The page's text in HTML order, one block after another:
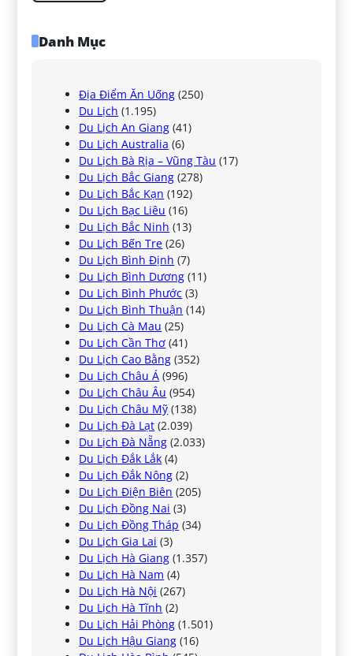
Danh Mục
Địa Điểm Ăn Uống (250)
Du Lịch (1.195)
Du Lịch An Giang (41)
Du Lịch Australia (6)
Du Lịch Bà Rịa – Vũng Tàu (17)
Du Lịch Bắc Giang (278)
Du Lịch Bắc Kạn (192)
Du Lịch Bạc Liêu (16)
Du Lịch Bắc Ninh (13)
Du Lịch Bến Tre (26)
Du Lịch Bình Định (7)
Du Lịch Bình Dương (11)
Du Lịch Bình Phước (3)
Du Lịch Bình Thuận (14)
Du Lịch Cà Mau (25)
Du Lịch Cần Thơ (41)
Du Lịch Cao Bằng (352)
Du Lịch Châu Á (996)
Du Lịch Châu Âu (954)
Du Lịch Châu Mỹ (138)
Du Lịch Đà Lạt (2.039)
Du Lịch Đà Nẵng (2.033)
Du Lịch Đắk Lắk (4)
Du Lịch Đắk Nông (2)
Du Lịch Điện Biên (205)
Du Lịch Đồng Nai (3)
Du Lịch Đồng Tháp (34)
Du Lịch Gia Lai (3)
Du Lịch Hà Giang (1.357)
Du Lịch Hà Nam (4)
Du Lịch Hà Nội (267)
Du Lịch Hà Tĩnh (2)
Du Lịch Hải Phòng (1.501)
Du Lịch Hậu Giang (16)